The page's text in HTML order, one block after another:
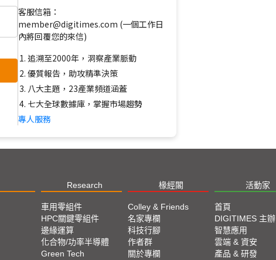
客服信箱：
member@digitimes.com (一個工作日
內將回覆您的來信)
追溯至2000年，洞察產業脈動
優質報告，助攻精準決策
八大主題，23產業頻道涵蓋
七大全球數據庫，掌握市場趨勢
專人服務
Research 椽經閣 活動家
車用零組件
HPC關鍵零組件
邊緣運算
化合物/功率半導體
Green Tech
Colley & Friends
名家專欄
科技行腳
作者群
關於專欄
首頁
DIGITIMES 主辦
智慧應用
雲端 & 資安
產品 & 研發